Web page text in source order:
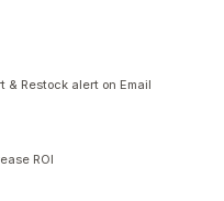
& Restock alert on Email
ROI